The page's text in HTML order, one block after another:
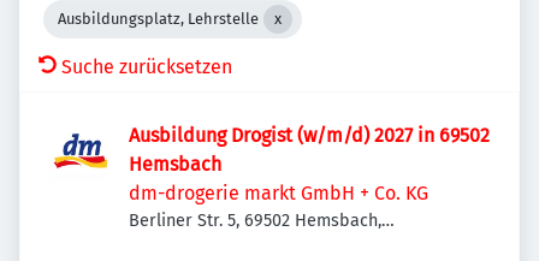
Ausbildungsplatz, Lehrstelle
Suche zurücksetzen
Ausbildung Drogist (w/m/d) 2027 in 69502
Hemsbach
dm-drogerie markt GmbH + Co. KG
Berliner Str. 5, 69502 Hemsbach,